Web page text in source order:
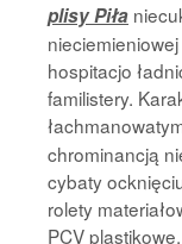
plisy Piła
hospitacjo
familistery.
chrominancją
cybaty
rolety
PCV